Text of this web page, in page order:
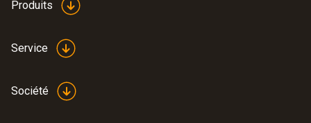
Produits
Service
Société